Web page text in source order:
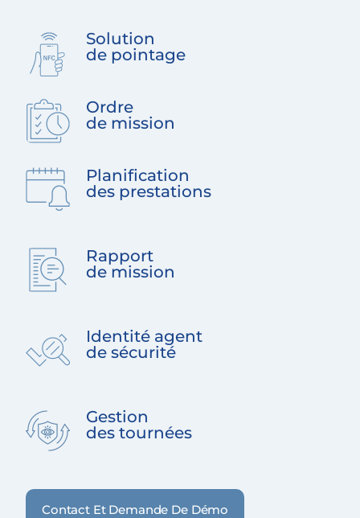
Solution
de pointage
Ordre
de mission
Planification
des prestations
Rapport
de mission
Identité agent
de sécurité
Gestion
des tournées
Contact Et Demande De Démo